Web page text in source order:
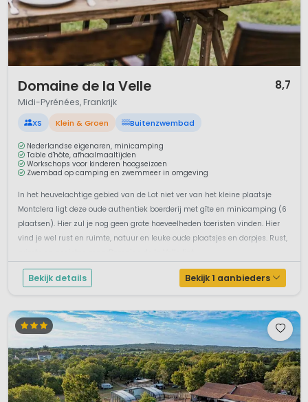
Domaine de la Velle 8,7
Midi-Pyrénées, Frankrijk
XS Klein & Groen Buitenzwembad
Nederlandse eigenaren, minicamping
Table d'hôte, afhaalmaaltijden
Workschops voor kinderen hoogseizoen
Zwembad op camping en zwemmeer in omgeving
In het heuvelachtige gebied van de Lot niet ver van het kleine plaatsje
Montclera ligt deze oude authentiek boerderij met gîte en minicamping (6
plaatsen). Hier zul je nog geen grote hoeveelheden toeristen vinden. Hier
vind je wel rust en ruimte, natuur en leuke oude plaatsjes en dorpjes. Rust,
Bekijk details Bekijk 1 aanbieders